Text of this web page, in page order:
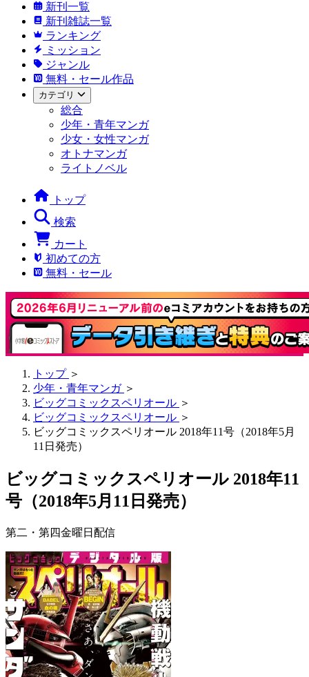
新刊一覧
新刊雑誌一覧
ランキング
ミッション
ジャンル
無料・セール作品
カテゴリ
総合
少年・青年マンガ
少女・女性マンガ
オトナマンガ
ライトノベル
トップ
検索
カート
初めての方
無料・セール
トップ ＞
少年・青年マンガ ＞
ビッグコミックスペリオール ＞
ビッグコミックスペリオール ＞
ビッグコミックスペリオール 2018年11号（2018年5月
11日発売）
ビッグコミックスペリオール 2018年11
号（2018年5月11日発売）
第二・第四金曜日配信